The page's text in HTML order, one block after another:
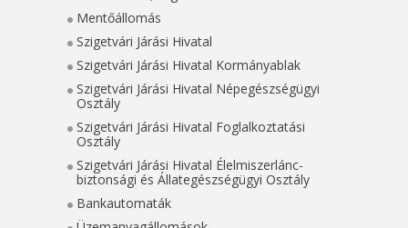
Mentőállomás
Szigetvári Járási Hivatal
Szigetvári Járási Hivatal Kormányablak
Szigetvári Járási Hivatal Népegészségügyi
Osztály
Szigetvári Járási Hivatal Foglalkoztatási
Osztály
Szigetvári Járási Hivatal Élelmiszerlánc-
biztonsági és Állategészségügyi Osztály
Bankautomaták